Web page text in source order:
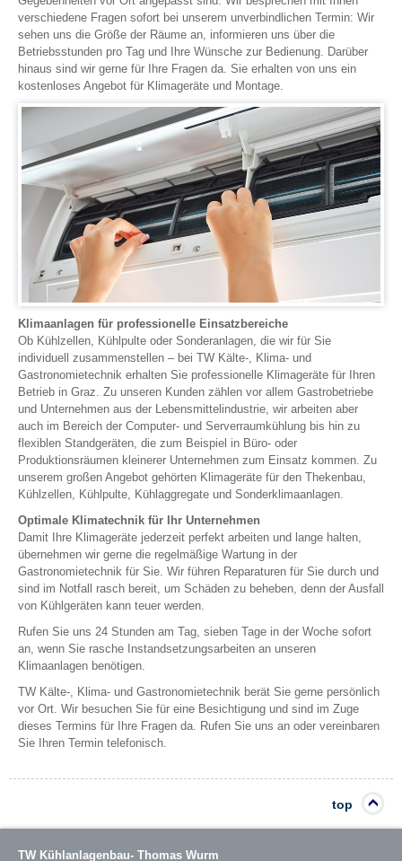
verschiedene Fragen sofort bei unserem unverbindlichen Termin: Wir
sehen uns die Größe der Räume an, informieren uns über die
Betriebsstunden pro Tag und Ihre Wünsche zur Bedienung. Darüber
hinaus sind wir gerne für Ihre Fragen da. Sie erhalten von uns ein
kostenloses Angebot für Klimageräte und Montage.
Klimaanlagen für professionelle Einsatzbereiche
Ob Kühlzellen, Kühlpulte oder Sonderanlagen, die wir für Sie
individuell zusammenstellen – bei TW Kälte-, Klima- und
Gastronomietechnik erhalten Sie professionelle Klimageräte für Ihren
Betrieb in Graz. Zu unseren Kunden zählen vor allem Gastrobetriebe
und Unternehmen aus der Lebensmittelindustrie, wir arbeiten aber
auch im Bereich der Computer- und Serverraumkühlung bis hin zu
flexiblen Standgeräten, die zum Beispiel in Büro- oder
Produktionsräumen kleinerer Unternehmen zum Einsatz kommen. Zu
unserem großen Angebot gehörten Klimageräte für den Thekenbau,
Kühlzellen, Kühlpulte, Kühlaggregate und Sonderklimaanlagen.
Optimale Klimatechnik für Ihr Unternehmen
Damit Ihre Klimageräte jederzeit perfekt arbeiten und lange halten,
übernehmen wir gerne die regelmäßige Wartung in der
Gastronomietechnik für Sie. Wir führen Reparaturen für Sie durch und
sind im Notfall rasch bereit, um Schäden zu beheben, denn der Ausfall
von Kühlgeräten kann teuer werden.
Rufen Sie uns 24 Stunden am Tag, sieben Tage in der Woche sofort
an, wenn Sie rasche Instandsetzungsarbeiten an unseren
Klimaanlagen benötigen.
TW Kälte-, Klima- und Gastronomietechnik berät Sie gerne persönlich
vor Ort. Wir besuchen Sie für eine Besichtigung und sind im Zuge
dieses Termins für Ihre Fragen da. Rufen Sie uns an oder vereinbaren
Sie Ihren Termin telefonisch.
top
TW Kühlanlagenbau- Thomas Wurm